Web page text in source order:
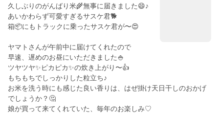
久しぶりのがんばり米🌾無事に届きました😄♪
あいかわらず可愛すぎるサスケ君🐕
箱📦にもトラックに乗ったサスケ君が〜😍
ヤマトさんが午前中に届けてくれたので
早速、遅めのお昼にいただきました🍚
ツヤツヤ✨ピカピカ✨の炊き上がり〜👍
もちもちでしっかりした粒立ち♪
お米を洗う時にも感じた良い香りは、はぜ掛け天日干しのおかげ
でしょうか？🤔
娘が買って来てくれていた、毎年のお楽しみ♡